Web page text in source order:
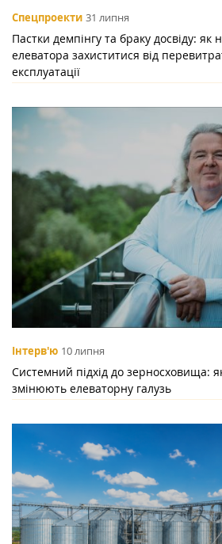
Спецпроекти 31 липня
Пастки демпінгу та браку досвіду: як
елеватора захиститися від
експлуатації
Інтерв'ю 10 липня
Системний підхід до зерносховища:
змінюють елеваторну галузь